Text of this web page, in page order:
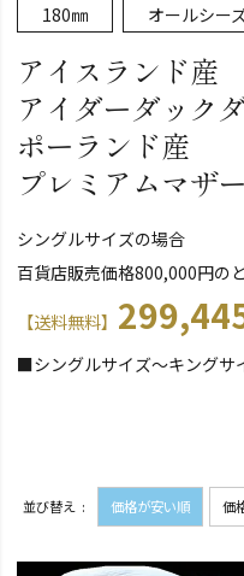
180㎜ オールシー
アイスランド産
アイダーダック
ポーランド産
プレミアムマザ
シングルサイズの場合
百貨店販売価格800,000円の
【送料無料】
■シングルサイズ～キングサ
並び替え 価格が安い順 価